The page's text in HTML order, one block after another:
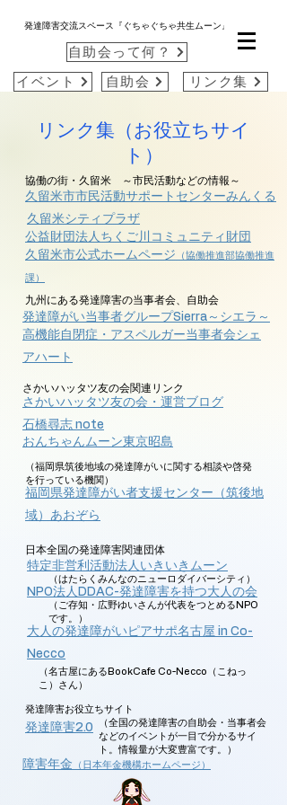
発達障害交流スペース『ぐちゃぐちゃ共生ムーン』
自助会って何？
イベント
自助会 リンク集
​リンク集（お役立ちサイ
ト）
協働の街・久留米 ～市民活動などの情報～
​久留米市市民活動サポートセンターみんくる
​久留米シティプラザ
公益財団法人ちくご川コミュニティ財団
​久留米市公式ホームページ （協働推進部協働推進
課）
九州にある発達障害の当事者会、自助会
発達障がい当事者グループSierra～シエラ～
​高機能自閉症・アスペルガー当事者会シェ
アハート
さかいハッタツ友の会関連リンク
​さかいハッタツ友の会・運営ブログ
​石橋尋志 note
​おんちゃんムーン東京昭島
（福岡県筑後地域の発達障がいに関する相談や啓発
を行っている機関）
​福岡県発達障がい者支援センター（筑後地
域）あおぞら
日本全国の発達障害関連団体
​特定非営利活動法人いきいきムーン
​NPO法人DDAC-発達障害を持つ大人の会
大人の発達障がいピアサポ名古屋 in Co-
Necco
​（はたらくみんなのニューロダイバーシティ）
​（ご存知・広野ゆいさんが代表をつとめるNPO
です。）
​（名古屋にあるBookCafe Co-Necco（こねっ
こ）さん）
​発達障害お役立ちサイト
​発達障害2.0
​（全国の発達障害の自助会・当事者会
などのイベントが一目で分かるサイ
ト。情報量が大変豊富です。）
障害年金 （日本年金機構ホームページ）